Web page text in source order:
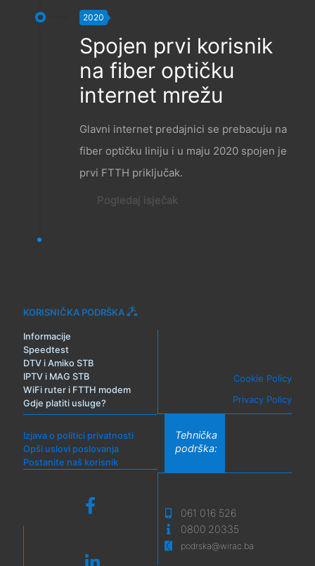
2020
Spojen prvi korisnik
na fiber optičku
internet mrežu
Glavni internet predajnici se prebacuju na
fiber optičku liniju i u maju 2020 spojen je
prvi FTTH priključak.
Pogledaj isječak
KORISNIČKA PODRŠKA
Informacije
Speedtest
DTV i Amiko STB
IPTV i MAG STB
WiFi ruter i FTTH modem
Gdje platiti usluge?
Cookie Policy
Privacy Policy
Izjava o politici privatnosti
Opši uslovi poslovanja
Postanite naš korisnik
Tehnička
podrška:
061 016 526
0800 20335
podrska@wirac.ba